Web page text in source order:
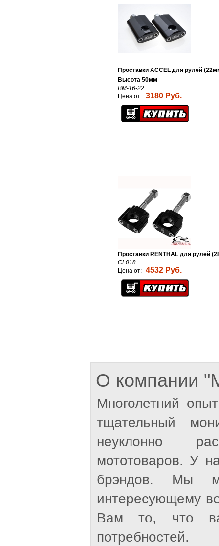
Проставки ACCEL для рулей
Высота 50мм
BM-16-22
Цена от: 3180 Руб.
Проставки RENTHAL для рулей
CL018
Цена от: 4532 Руб.
О компании
Многолетний
тщательный
неуклонно
мототоваров. У
брэндов. Мы
интересующему
Вам то, что
потребностей.